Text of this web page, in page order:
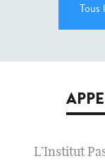
Tous
L’Institut